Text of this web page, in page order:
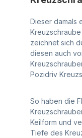
Dieser damals
zeichnet sich
diesen auch
Pozidriv
So haben die
Keilform und
Tiefe des